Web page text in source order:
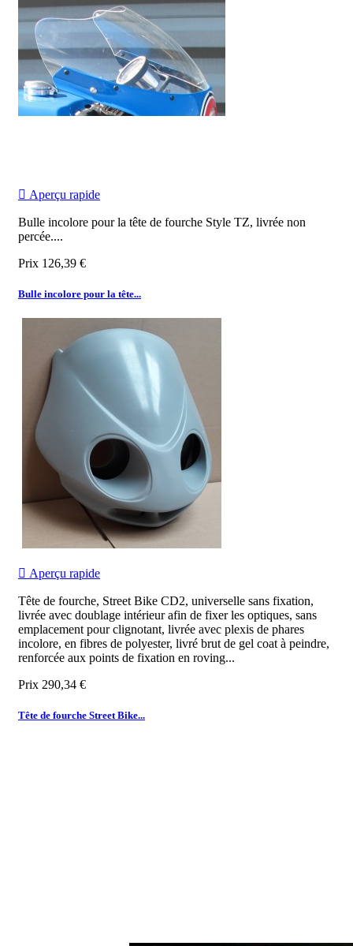
 Aperçu rapide
Bulle incolore pour la tête de fourche Style TZ, livrée non
percée....
Prix 126,39 €
Bulle incolore pour la tête...
 Aperçu rapide
Tête de fourche, Street Bike CD2, universelle sans fixation,
livrée avec doublage intérieur afin de fixer les optiques, sans
emplacement pour clignotant, livrée avec plexis de phares
incolore, en fibres de polyester, livré brut de gel coat à peindre,
renforcée aux points de fixation en roving...
Prix 290,34 €
Tête de fourche Street Bike...